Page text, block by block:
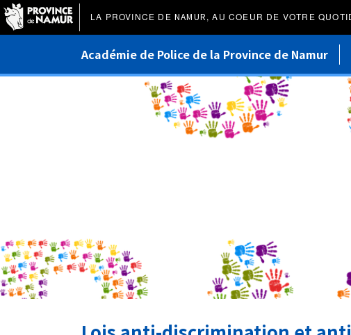
LA PROVINCE DE NAMUR, AU COEUR DE VOTRE
Académie de Police de la Province de Namur